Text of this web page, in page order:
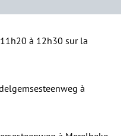
à 12h30 sur la
à